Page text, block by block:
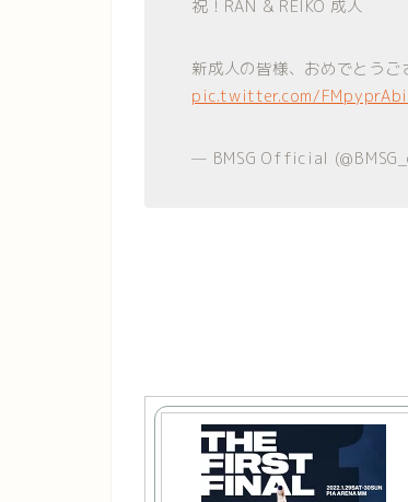
祝！RAN & REIKO 成人
新成人の皆様、おめでとうご
pic.twitter.com/
— BMSG Official